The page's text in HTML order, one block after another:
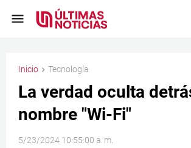
Inicio Tecnología
La verdad oculta
nombre "Wi-Fi"
5/23/2024 10:55:00 a. m.